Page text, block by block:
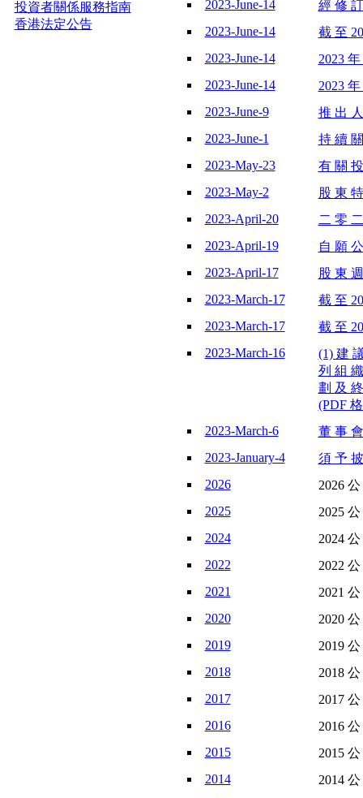
投資者關係服務指南
香港法定公告
2023-June-14
經 修
2023-June-14
截 至
2023-June-14
2023
2023-June-14
2023
2023-June-9
推 出
2023-June-1
持 續
2023-May-23
有 關
2023-May-2
股 東
2023-April-20
二 零
2023-April-19
自 願
2023-April-17
股 東
2023-March-17
截 至
2023-March-17
截 至
2023-March-16
(1) 建
列 組
劃 及
(PDF
2023-March-6
董 事
2023-January-4
須 予
2026
2026
2025
2025
2024
2024
2022
2022
2021
2021
2020
2020
2019
2019
2018
2018
2017
2017
2016
2016
2015
2015
2014
2014